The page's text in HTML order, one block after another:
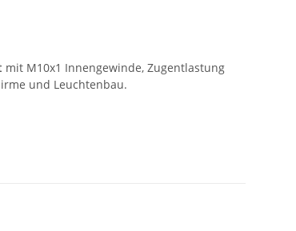
mit M10x1 Innengewinde, Zugentlastung
und Leuchtenbau.